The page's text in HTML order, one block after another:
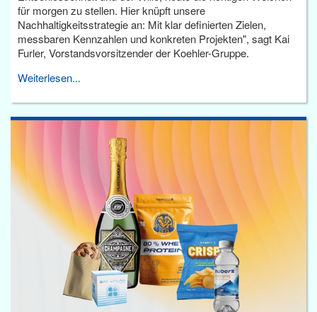
für morgen zu stellen. Hier knüpft unsere
Nachhaltigkeitsstrategie an: Mit klar definierten Zielen,
messbaren Kennzahlen und konkreten Projekten", sagt Kai
Furler, Vorstandsvorsitzender der Koehler-Gruppe.
Weiterlesen...